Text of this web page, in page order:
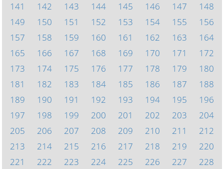
141
142 143 144 145 146 147
148
149
150 151 152 153 154 155
156
157
158 159 160 161 162 163
164
165
166 167 168 169 170 171
172
173
174 175 176 177 178 179
180
181
182 183 184 185 186 187
188
189
190 191 192 193 194 195
196
197
198 199 200 201 202 203
204
205
206 207 208 209 210 211
212
213
214 215 216 217 218 219
220
221
222 223 224 225 226 227
228